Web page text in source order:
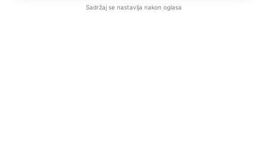
Sadržaj se nastavlja nakon oglasa